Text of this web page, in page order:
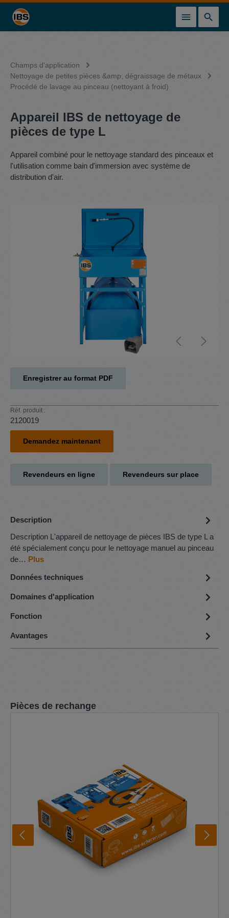
principal
Champs d'application
Nettoyage de petites pièces &amp; dégraissage de métaux
Procédé de lavage au pinceau (nettoyant à froid)
Appareil IBS de nettoyage de
pièces de type L
Appareil combiné pour le nettoyage standard des pinceaux et
l'utilisation comme bain d'immersion avec système de
distribution d'air.
Ignorer la galerie d'images
Enregistrer au format PDF
Réf. produit :
2120019
Demandez maintenant
Revendeurs en ligne Revendeurs sur place
Description
Description L'appareil de nettoyage de pièces IBS de type L a
été spécialement conçu pour le nettoyage manuel au pinceau
de… Plus
Données techniques
Domaines d'application
Fonction
Avantages
Ignorer la galerie de produits
Pièces de rechange